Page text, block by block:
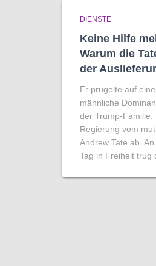
DIENSTE
Keine Hilfe
Warum die
der
Er prügelte auf
männliche
der Trump-Familie:
Regierung vom
Andrew Tate ab.
Tag in Freiheit trug